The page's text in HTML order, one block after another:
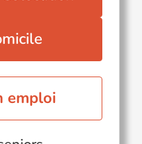
emploi